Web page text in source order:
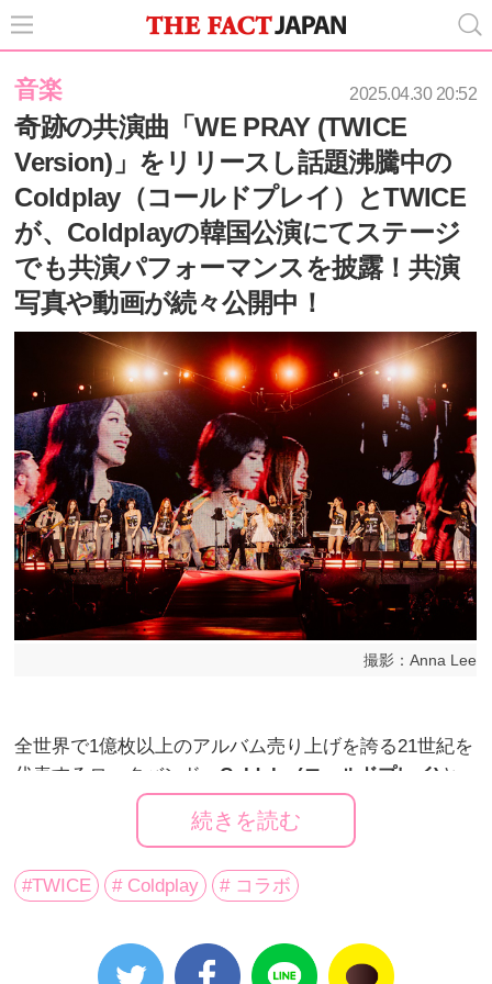
音楽 2025.04.30 20:52
奇跡の共演曲「WE PRAY (TWICE
Version)」をリリースし話題沸騰中の
Coldplay（コールドプレイ）とTWICE
が、Coldplayの韓国公演にてステージ
でも共演パフォーマンスを披露！共演
写真や動画が続々公開中！
撮影：Anna Lee
全世界で1億枚以上のアルバム売り上げを誇る21世紀を
代表するロックバンド、 Coldplay(コールドプレイ) と
Asia No.1最強ガールズグループ
が奇跡の共演を
「WE PRAY（TWICE Version）」
ートを駆け上っているが、この度ステージ上でも共演
続きを読む
#TWICE # Coldplay # コラボ